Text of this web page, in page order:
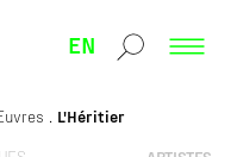
EN
L'Héritier